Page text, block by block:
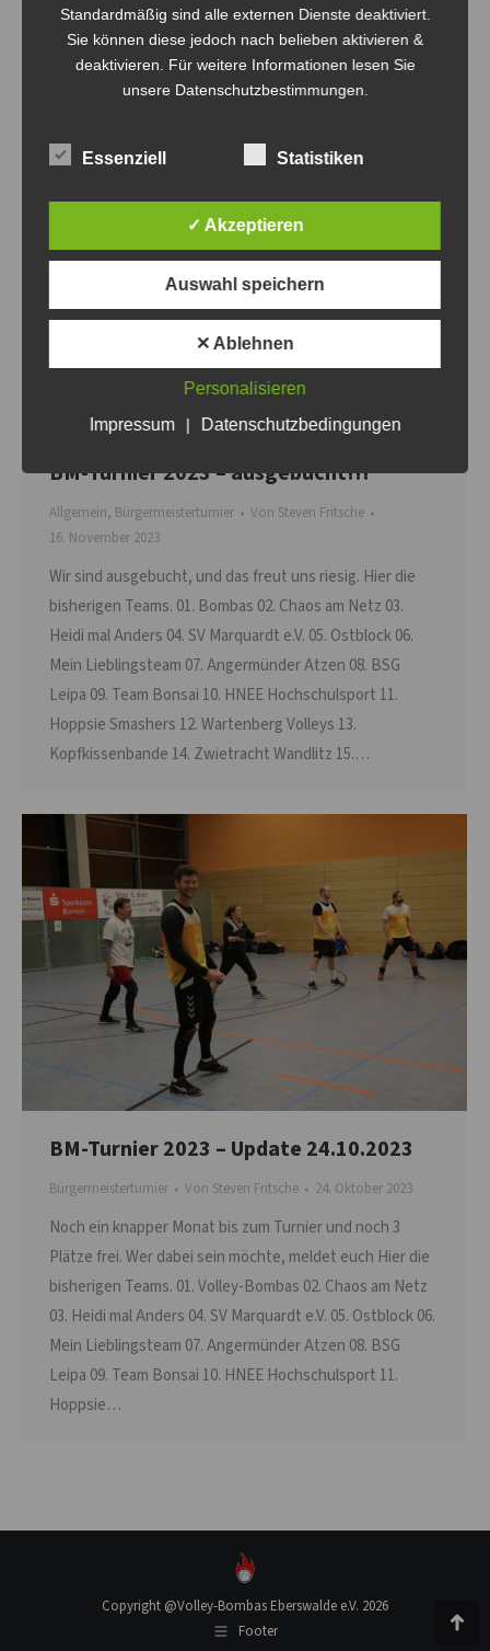
BM-Turnier 2023 – ausgebucht!!!
Allgemein, Bürgermeisterturnier Von Steven Fritsche
16. November 2023
Wir sind ausgebucht, und das freut uns riesig. Hier die
bisherigen Teams. 01. Bombas 02. Chaos am Netz 03.
Heidi mal Anders 04. SV Marquardt e.V. 05. Ostblock 06.
Mein Lieblingsteam 07. Angermünder Atzen 08. BSG
Leipa 09. Team Bonsai 10. HNEE Hochschulsport 11.
Hoppsie Smashers 12. Wartenberg Volleys 13.
Kopfkissenbande 14. Zwietracht Wandlitz 15.…
BM-Turnier 2023 – Update 24.10.2023
Bürgermeisterturnier Von Steven Fritsche 24. Oktober 2023
Noch ein knapper Monat bis zum Turnier und noch 3
Plätze frei. Wer dabei sein möchte, meldet euch Hier die
bisherigen Teams. 01. Volley-Bombas 02. Chaos am Netz
03. Heidi mal Anders 04. SV Marquardt e.V. 05. Ostblock 06.
Mein Lieblingsteam 07. Angermünder Atzen 08. BSG
Leipa 09. Team Bonsai 10. HNEE Hochschulsport 11.
Hoppsie…
Copyright @Volley-Bombas Eberswalde e.V. 2026
Footer
Go
Standardmäßig sind alle externen Dienste deaktiviert.
Sie können diese jedoch nach belieben aktivieren &
deaktivieren. Für weitere Informationen lesen Sie
unsere Datenschutzbestimmungen.
Essenziell Statistiken
✓ Akzeptieren
Auswahl speichern
✕ Ablehnen
Personalisieren
Impressum
| Datenschutzbedingungen